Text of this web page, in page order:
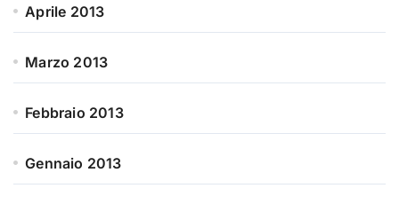
Aprile 2013
Marzo 2013
Febbraio 2013
Gennaio 2013